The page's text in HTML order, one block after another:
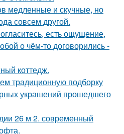
медленные и скучные, но
совсем другой.
есть ощущение,
о чём-то договорились -
коттедж.
традиционную подборку
украшений прошедшего
26 м 2. современный